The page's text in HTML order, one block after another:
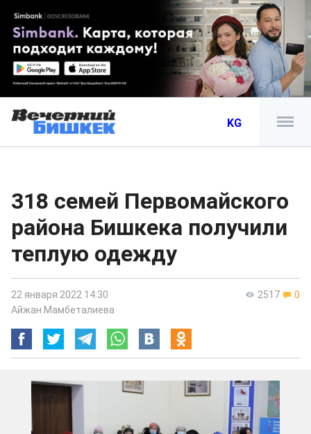
KG
318 семей Первомайского
района Бишкека получили
теплую одежду
2517 0
22 января 2022 14:30
Айжан Мамбеталиева